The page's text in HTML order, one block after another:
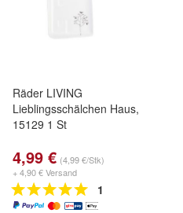
Räder LIVING
Lieblingsschälchen Haus,
15129 1 St
4,99 € (4,99 €/Stk)
+ 4,90 € Versand
1